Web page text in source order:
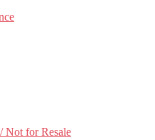
Not for Resale